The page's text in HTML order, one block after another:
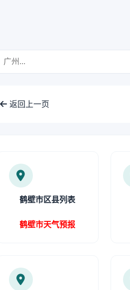
返回上一页
鹤壁市区县列表
鹤壁市天气预报